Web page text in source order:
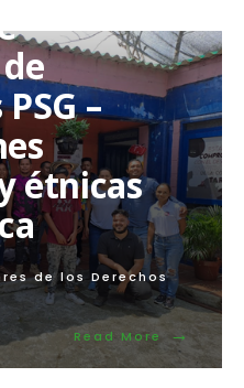
–
étnicas
de los Derechos
Read More →
Read
More: